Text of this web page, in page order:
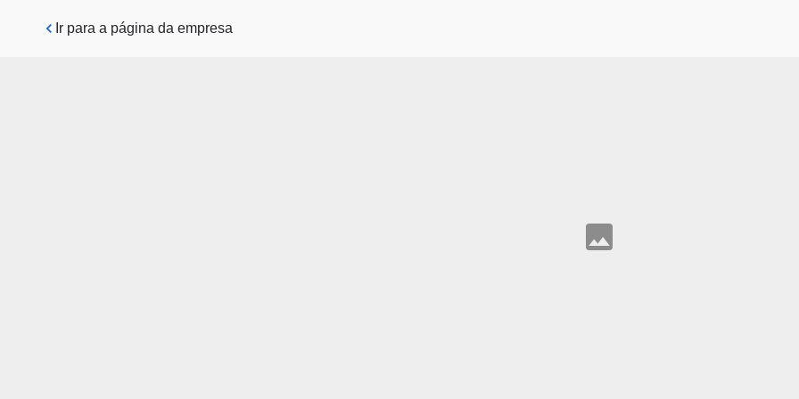
Pular para o conteúdo principal
Ir para a página da empresa